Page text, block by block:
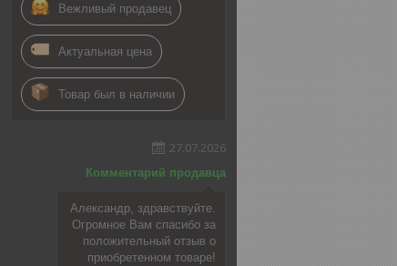
Вежливый продавец
Актуальная цена
Товар был в наличии
27.07.2026
Комментарий продавца
Александр, здравствуйте.
Огромное Вам спасибо за
положительный отзыв о
приобретенном товаре!